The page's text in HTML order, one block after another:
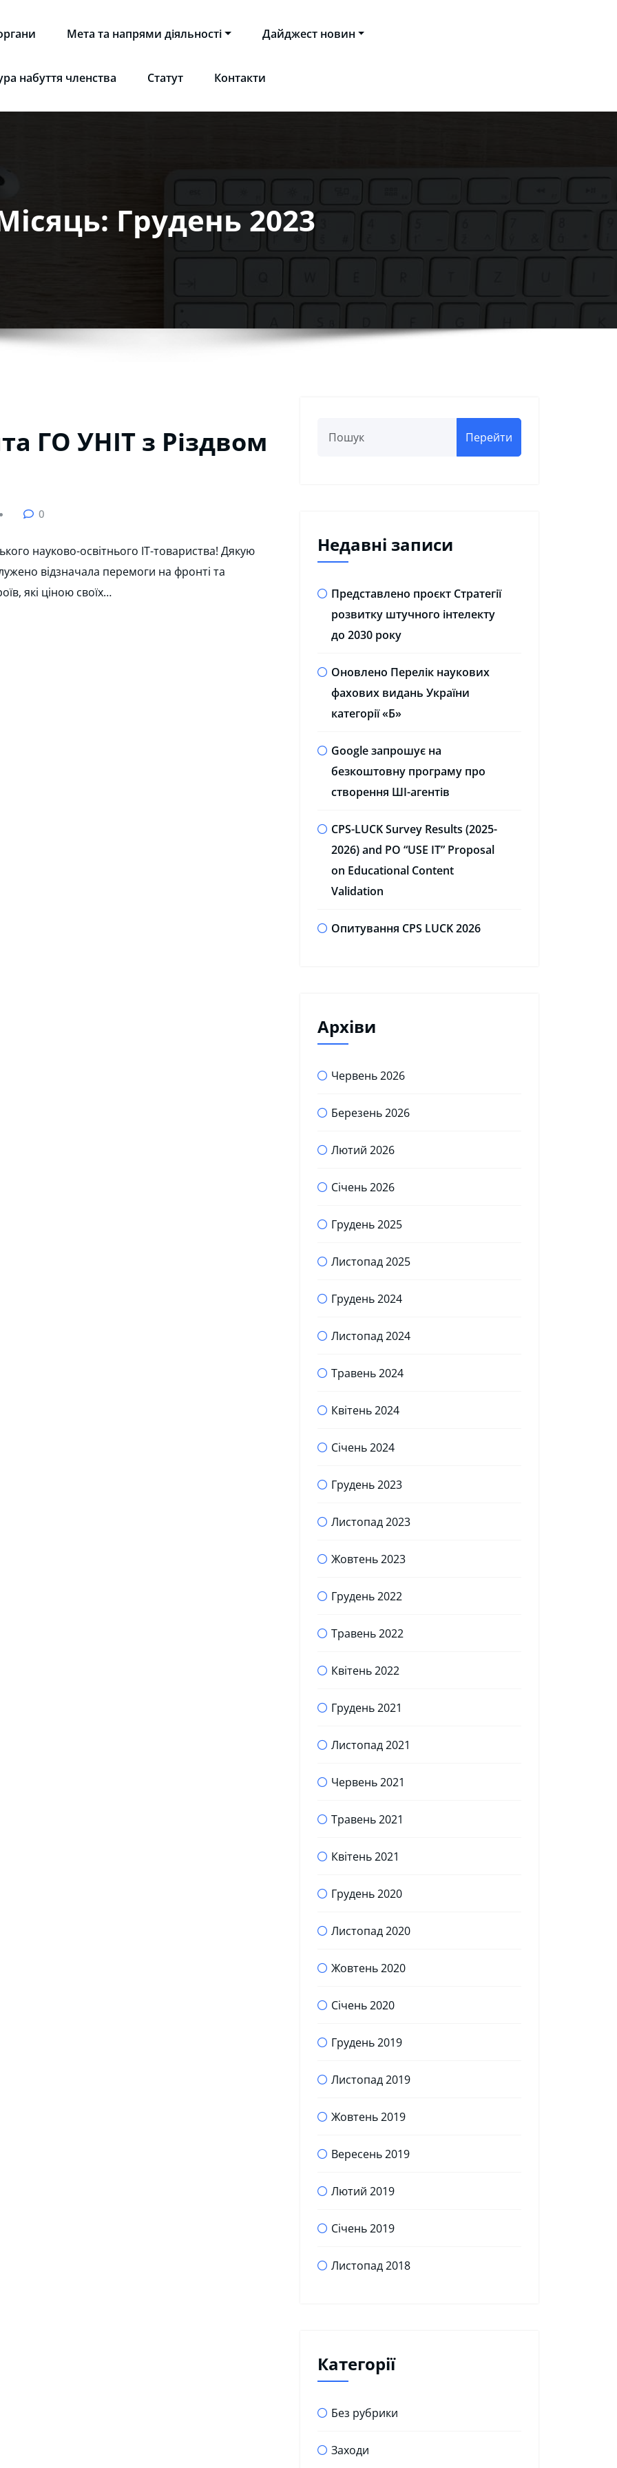
Мета та напрями діяльності Дайджест новин
набуття членства Статут Контакти
Грудень 2023
ГО УНІТ з Різдвом
0
науково-освітнього ІТ-товариства! Дякую
відзначала перемоги на фронті та
які ціною своїх…
Перейти
Недавні записи
Представлено проєкт Стратегії
розвитку штучного інтелекту
до 2030 року
Оновлено Перелік наукових
фахових видань України
категорії «Б»
Google запрошує на
безкоштовну програму про
створення ШІ-агентів
CPS-LUCK Survey Results (2025-
2026) and PO “USE IT” Proposal
on Educational Content
Validation
Опитування CPS LUCK 2026
Архіви
Червень 2026
Березень 2026
Лютий 2026
Січень 2026
Грудень 2025
Листопад 2025
Грудень 2024
Листопад 2024
Травень 2024
Квітень 2024
Січень 2024
Грудень 2023
Листопад 2023
Жовтень 2023
Грудень 2022
Травень 2022
Квітень 2022
Грудень 2021
Листопад 2021
Червень 2021
Травень 2021
Квітень 2021
Грудень 2020
Листопад 2020
Жовтень 2020
Січень 2020
Грудень 2019
Листопад 2019
Жовтень 2019
Вересень 2019
Лютий 2019
Січень 2019
Листопад 2018
Категорії
Без рубрики
Заходи